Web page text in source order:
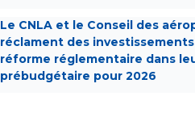
Le CNLA et le Conseil des
réclament des
réforme réglementaire dans
prébudgétaire pour 2026